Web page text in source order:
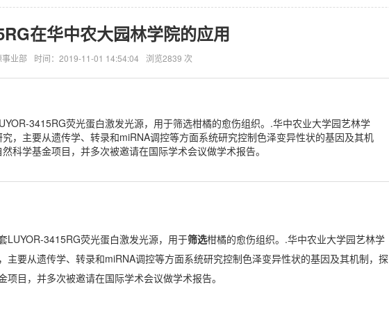
在华中农大园林学院的应用
业部 时间：2019-11-01 14:54:04 浏览2839 次
3415RG荧光蛋白激发光源，用于筛选柑橘的愈伤组织。.华中农业大学园艺林学
，主要从遗传学、转录和miRNA调控等方面系统研究控制色泽变异性状的基因及其机
科学基金项目，并多次被邀请在国际学术会议做学术报告。
LUYOR-3415RG荧光蛋白激发光源，用于筛选柑橘的愈伤组织。.华中农业大学园艺林学
要从遗传学、转录和miRNA调控等方面系统研究控制色泽变异性状的基因及其机制，探
目，并多次被邀请在国际学术会议做学术报告。